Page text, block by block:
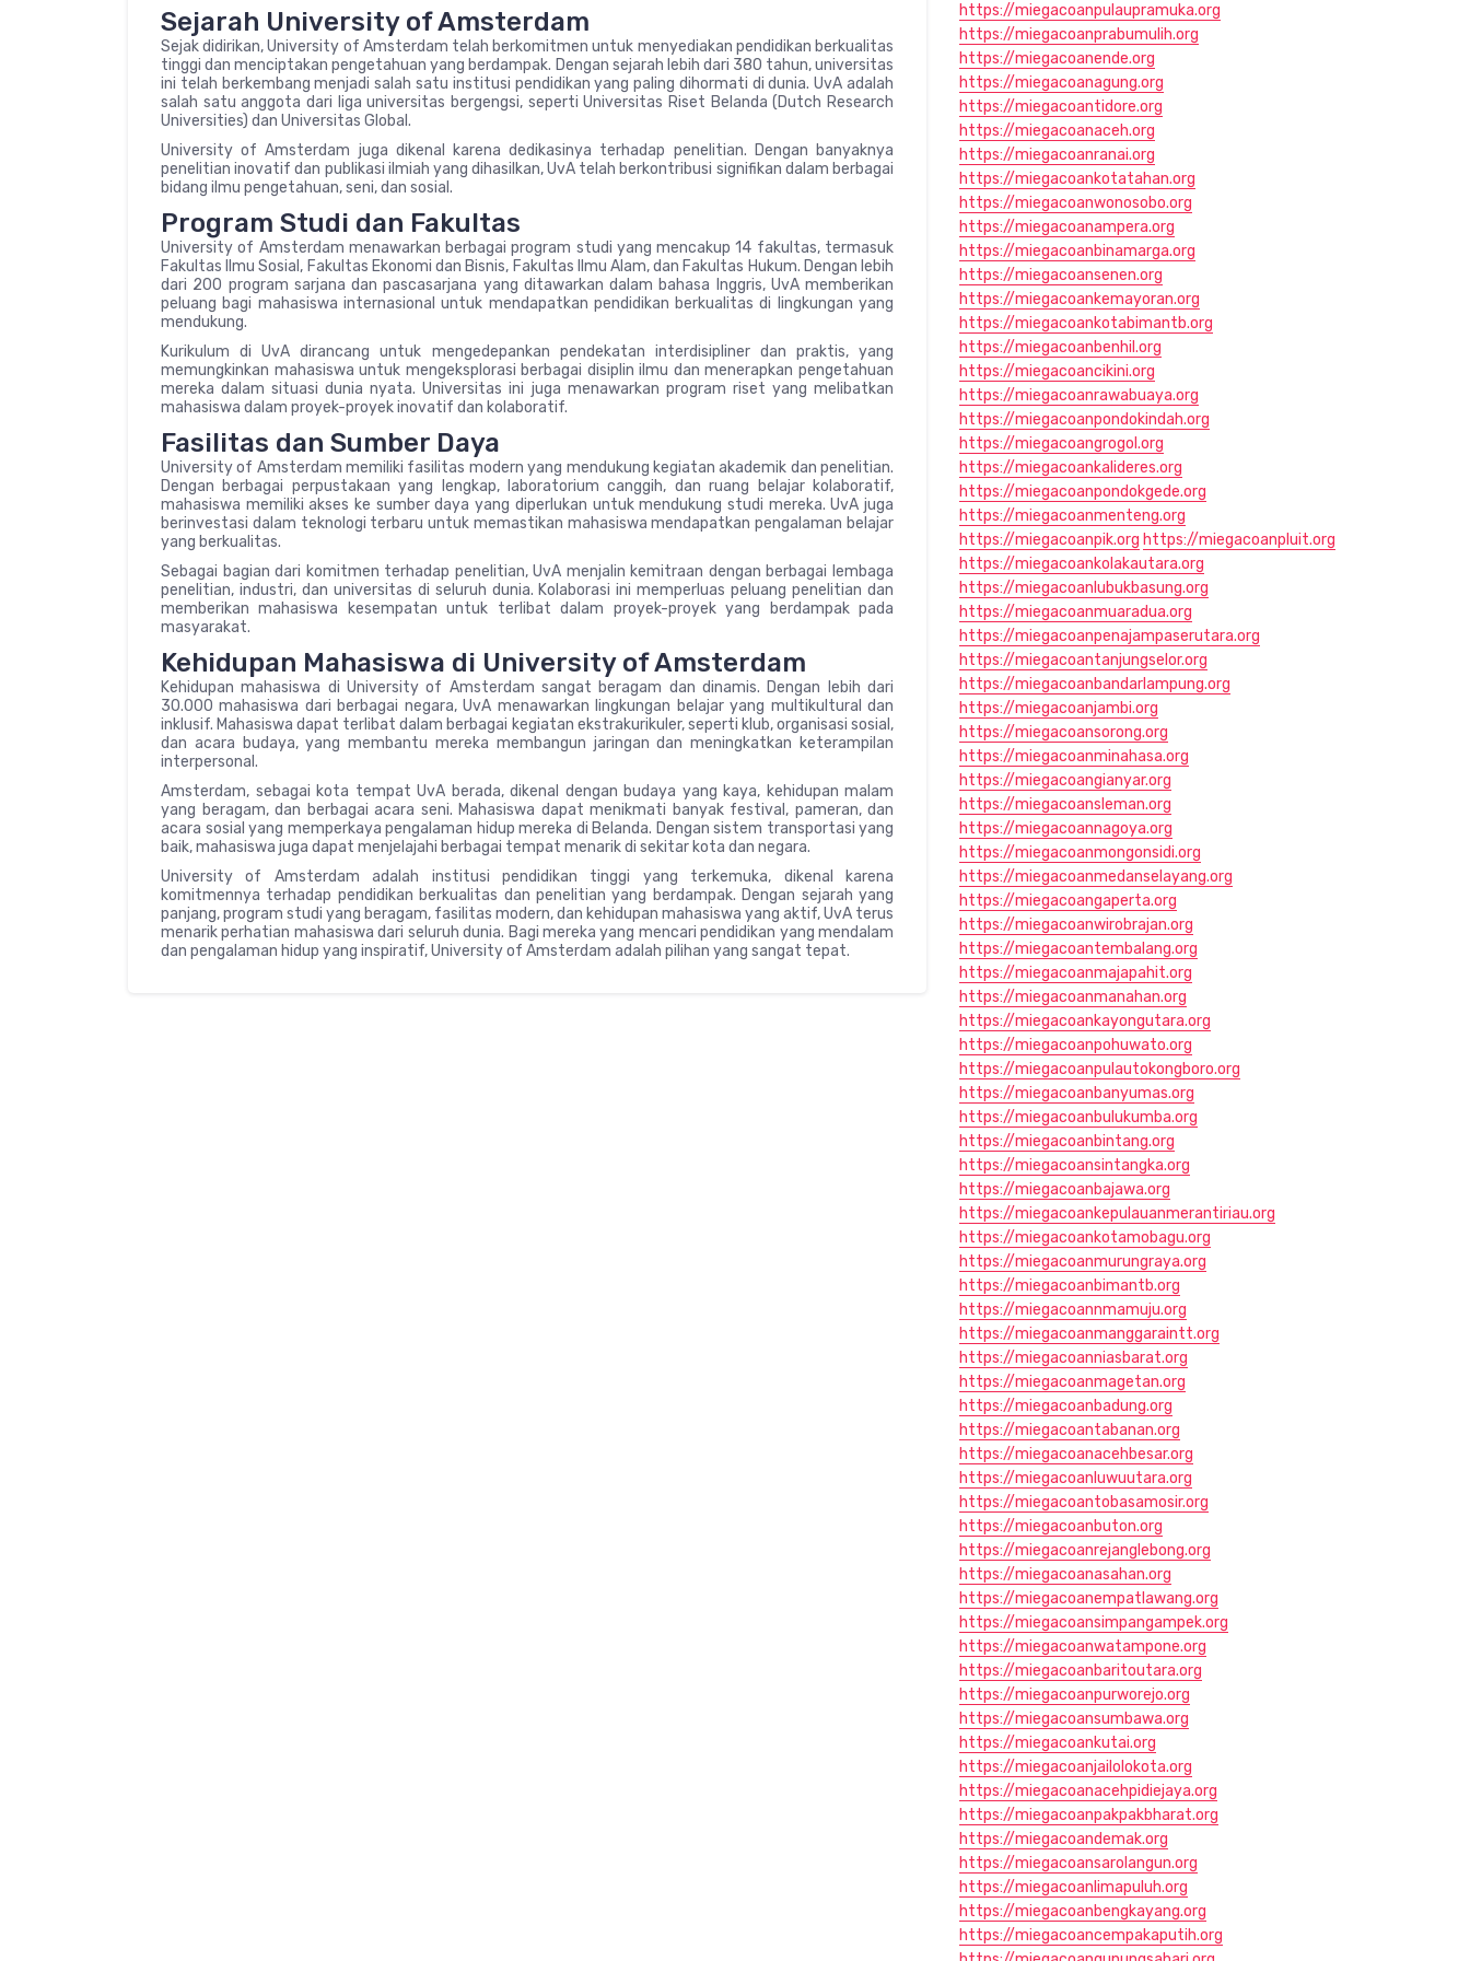
Sejarah University of Amsterdam
Sejak didirikan, University of Amsterdam telah berkomitmen untuk menyediakan pendidikan berkualitas
tinggi dan menciptakan pengetahuan yang berdampak. Dengan sejarah lebih dari 380 tahun, universitas
ini telah berkembang menjadi salah satu institusi pendidikan yang paling dihormati di dunia. UvA adalah
salah satu anggota dari liga universitas bergengsi, seperti Universitas Riset Belanda (Dutch Research
Universities) dan Universitas Global.
University of Amsterdam juga dikenal karena dedikasinya terhadap penelitian. Dengan banyaknya
penelitian inovatif dan publikasi ilmiah yang dihasilkan, UvA telah berkontribusi signifikan dalam berbagai
bidang ilmu pengetahuan, seni, dan sosial.
Program Studi dan Fakultas
University of Amsterdam menawarkan berbagai program studi yang mencakup 14 fakultas, termasuk
Fakultas Ilmu Sosial, Fakultas Ekonomi dan Bisnis, Fakultas Ilmu Alam, dan Fakultas Hukum. Dengan lebih
dari 200 program sarjana dan pascasarjana yang ditawarkan dalam bahasa Inggris, UvA memberikan
peluang bagi mahasiswa internasional untuk mendapatkan pendidikan berkualitas di lingkungan yang
mendukung.
Kurikulum di UvA dirancang untuk mengedepankan pendekatan interdisipliner dan praktis, yang
memungkinkan mahasiswa untuk mengeksplorasi berbagai disiplin ilmu dan menerapkan pengetahuan
mereka dalam situasi dunia nyata. Universitas ini juga menawarkan program riset yang melibatkan
mahasiswa dalam proyek-proyek inovatif dan kolaboratif.
Fasilitas dan Sumber Daya
University of Amsterdam memiliki fasilitas modern yang mendukung kegiatan akademik dan penelitian.
Dengan berbagai perpustakaan yang lengkap, laboratorium canggih, dan ruang belajar kolaboratif,
mahasiswa memiliki akses ke sumber daya yang diperlukan untuk mendukung studi mereka. UvA juga
berinvestasi dalam teknologi terbaru untuk memastikan mahasiswa mendapatkan pengalaman belajar
yang berkualitas.
Sebagai bagian dari komitmen terhadap penelitian, UvA menjalin kemitraan dengan berbagai lembaga
penelitian, industri, dan universitas di seluruh dunia. Kolaborasi ini memperluas peluang penelitian dan
memberikan mahasiswa kesempatan untuk terlibat dalam proyek-proyek yang berdampak pada
masyarakat.
Kehidupan Mahasiswa di University of Amsterdam
Kehidupan mahasiswa di University of Amsterdam sangat beragam dan dinamis. Dengan lebih dari
30.000 mahasiswa dari berbagai negara, UvA menawarkan lingkungan belajar yang multikultural dan
inklusif. Mahasiswa dapat terlibat dalam berbagai kegiatan ekstrakurikuler, seperti klub, organisasi sosial,
dan acara budaya, yang membantu mereka membangun jaringan dan meningkatkan keterampilan
interpersonal.
Amsterdam, sebagai kota tempat UvA berada, dikenal dengan budaya yang kaya, kehidupan malam
yang beragam, dan berbagai acara seni. Mahasiswa dapat menikmati banyak festival, pameran, dan
acara sosial yang memperkaya pengalaman hidup mereka di Belanda. Dengan sistem transportasi yang
baik, mahasiswa juga dapat menjelajahi berbagai tempat menarik di sekitar kota dan negara.
University of Amsterdam adalah institusi pendidikan tinggi yang terkemuka, dikenal karena
komitmennya terhadap pendidikan berkualitas dan penelitian yang berdampak. Dengan sejarah yang
panjang, program studi yang beragam, fasilitas modern, dan kehidupan mahasiswa yang aktif, UvA terus
menarik perhatian mahasiswa dari seluruh dunia. Bagi mereka yang mencari pendidikan yang mendalam
dan pengalaman hidup yang inspiratif, University of Amsterdam adalah pilihan yang sangat tepat.
https://miegacoanpulaupramuka.org
https://miegacoanprabumulih.org
https://miegacoanende.org
https://miegacoanagung.org
https://miegacoantidore.org
https://miegacoanaceh.org
https://miegacoanranai.org
https://miegacoankotatahan.org
https://miegacoanwonosobo.org
https://miegacoanampera.org
https://miegacoanbinamarga.org
https://miegacoansenen.org
https://miegacoankemayoran.org
https://miegacoankotabimantb.org
https://miegacoanbenhil.org
https://miegacoancikini.org
https://miegacoanrawabuaya.org
https://miegacoanpondokindah.org
https://miegacoangrogol.org
https://miegacoankalideres.org
https://miegacoanpondokgede.org
https://miegacoanmenteng.org
https://miegacoanpik.org https://miegacoanpluit.org
https://miegacoankolakautara.org
https://miegacoanlubukbasung.org
https://miegacoanmuaradua.org
https://miegacoanpenajampaserutara.org
https://miegacoantanjungselor.org
https://miegacoanbandarlampung.org
https://miegacoanjambi.org
https://miegacoansorong.org
https://miegacoanminahasa.org
https://miegacoangianyar.org
https://miegacoansleman.org
https://miegacoannagoya.org
https://miegacoanmongonsidi.org
https://miegacoanmedanselayang.org
https://miegacoangaperta.org
https://miegacoanwirobrajan.org
https://miegacoantembalang.org
https://miegacoanmajapahit.org
https://miegacoanmanahan.org
https://miegacoankayongutara.org
https://miegacoanpohuwato.org
https://miegacoanpulautokongboro.org
https://miegacoanbanyumas.org
https://miegacoanbulukumba.org
https://miegacoanbintang.org
https://miegacoansintangka.org
https://miegacoanbajawa.org
https://miegacoankepulauanmerantiriau.org
https://miegacoankotamobagu.org
https://miegacoanmurungraya.org
https://miegacoanbimantb.org
https://miegacoannmamuju.org
https://miegacoanmanggaraintt.org
https://miegacoanniasbarat.org
https://miegacoanmagetan.org
https://miegacoanbadung.org
https://miegacoantabanan.org
https://miegacoanacehbesar.org
https://miegacoanluwuutara.org
https://miegacoantobasamosir.org
https://miegacoanbuton.org
https://miegacoanrejanglebong.org
https://miegacoanasahan.org
https://miegacoanempatlawang.org
https://miegacoansimpangampek.org
https://miegacoanwatampone.org
https://miegacoanbaritoutara.org
https://miegacoanpurworejo.org
https://miegacoansumbawa.org
https://miegacoankutai.org
https://miegacoanjailolokota.org
https://miegacoanacehpidiejaya.org
https://miegacoanpakpakbharat.org
https://miegacoandemak.org
https://miegacoansarolangun.org
https://miegacoanlimapuluh.org
https://miegacoanbengkayang.org
https://miegacoancempakaputih.org